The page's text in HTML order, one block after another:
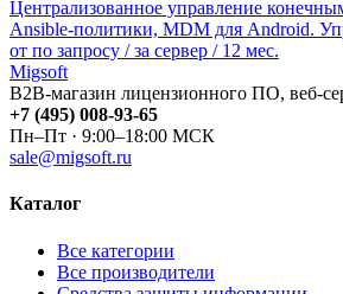
Централизованное управление
Ansible-политики, MDM для Android.
от по запросу / за сервер / 12 мес.
Migsoft
B2B-магазин лицензионного ПО, веб-
+7 (495) 008-93-65
Пн–Пт · 9:00–18:00 МСК
sale@migsoft.ru
Каталог
Все категории
Все производители